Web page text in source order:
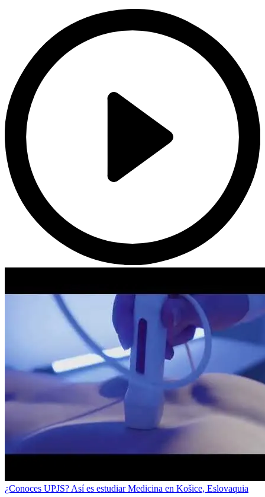
¿Conoces UPJS? Así es estudiar Medicina en Košice, Eslovaquia